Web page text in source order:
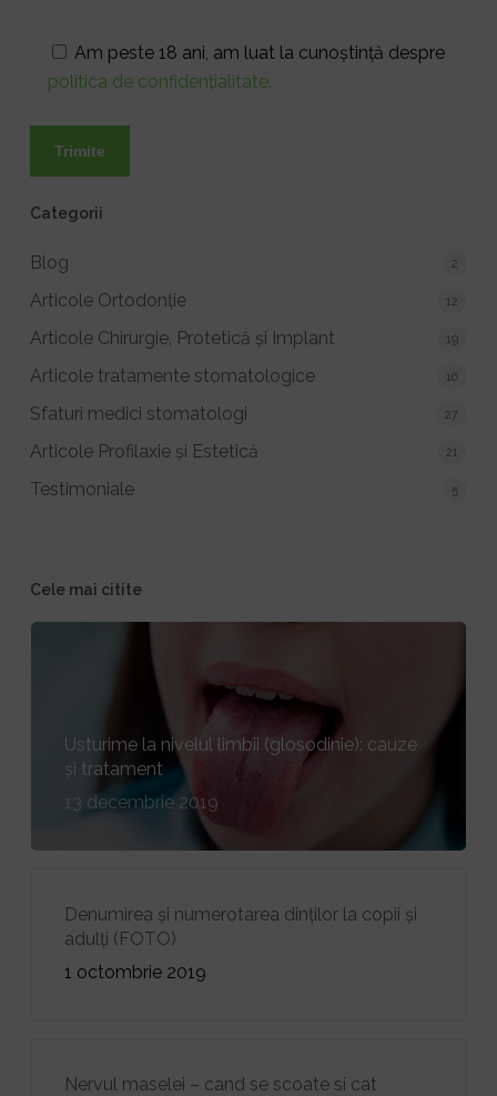
Am peste 18 ani, am luat la cunoștință despre
politica de confidențialitate.
Categorii
Blog 2
Articole Ortodonție 12
Articole Chirurgie, Protetică și Implant 19
Articole tratamente stomatologice 16
Sfaturi medici stomatologi 27
Articole Profilaxie și Estetică 21
Testimoniale 5
Cele mai citite
Usturime la nivelul limbii (glosodinie): cauze
și tratament
13 decembrie 2019
Denumirea și numerotarea dinților la copii și
adulți (FOTO)
1 octombrie 2019
Nervul maselei – cand se scoate si cat